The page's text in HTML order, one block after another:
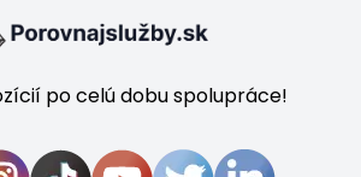
po celú dobu spolupráce!